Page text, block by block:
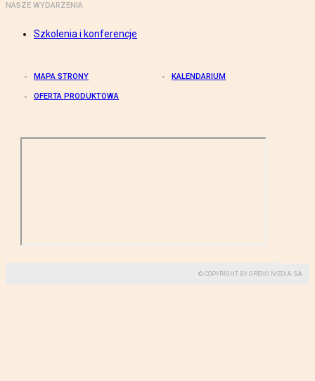
NASZE WYDARZENIA
Szkolenia i konferencje
MAPA STRONY KALENDARIUM
OFERTA PRODUKTOWA
© COPYRIGHT BY GREMI MEDIA SA